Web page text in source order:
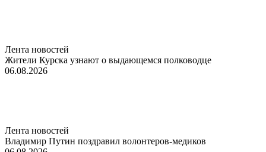
Лента новостей
Жители Курска узнают о выдающемся полководце
06.08.2026
Лента новостей
Владимир Путин поздравил волонтеров-медиков